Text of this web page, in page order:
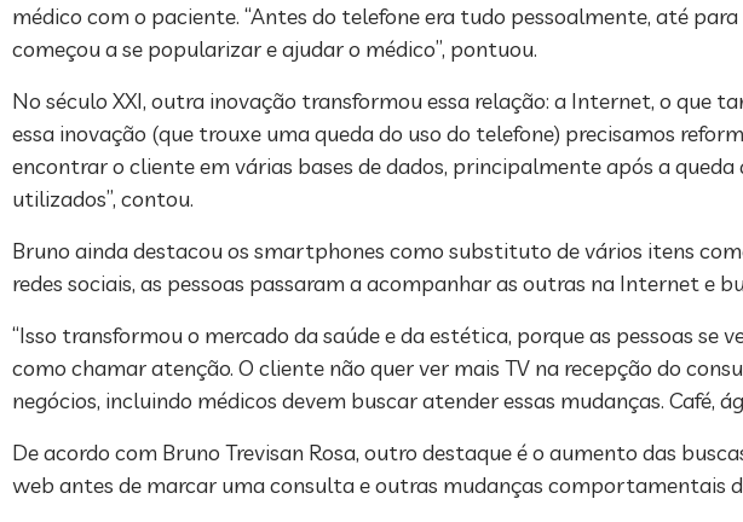
médico com o paciente. “Antes do telefone era tudo pessoalmente, até
começou a se popularizar e ajudar o médico”, pontuou.
No século XXI, outra inovação transformou essa relação: a Internet, o que
essa inovação (que trouxe uma queda do uso do telefone) precisamos
encontrar o cliente em várias bases de dados, principalmente após a
utilizados”, contou.
Bruno ainda destacou os smartphones como substituto de vários itens
redes sociais, as pessoas passaram a acompanhar as outras na Internet e
“Isso transformou o mercado da saúde e da estética, porque as pessoas se
como chamar atenção. O cliente não quer ver mais TV na recepção do
negócios, incluindo médicos devem buscar atender essas mudanças. Café,
De acordo com Bruno Trevisan Rosa, outro destaque é o aumento das
web antes de marcar uma consulta e outras mudanças comportamentais